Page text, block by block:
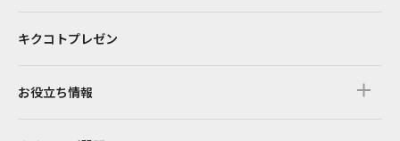
キクコトプレゼン
お役立ち情報